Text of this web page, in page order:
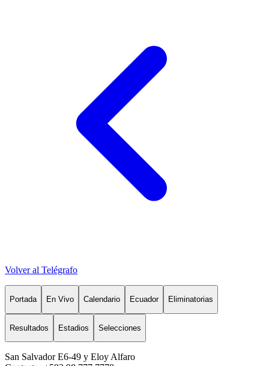
Volver al Telégrafo
Portada En Vivo Calendario Ecuador Eliminatorias
Resultados Estadios Selecciones
San Salvador E6-49 y Eloy Alfaro